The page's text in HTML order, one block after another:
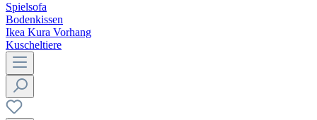
Spielsofa
Bodenkissen
Ikea Kura Vorhang
Kuscheltiere